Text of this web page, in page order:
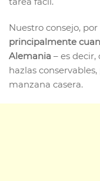
Nuestro consejo, por
principalmente
Alemania – es
hazlas
manzana casera.